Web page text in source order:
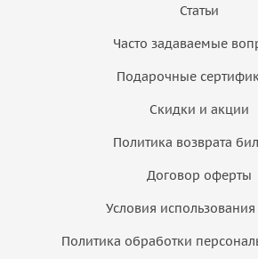
Статьи
Часто задаваемые
Подарочные
Скидки и акции
Политика возврата
Договор оферты
Условия использования
Политика обработки